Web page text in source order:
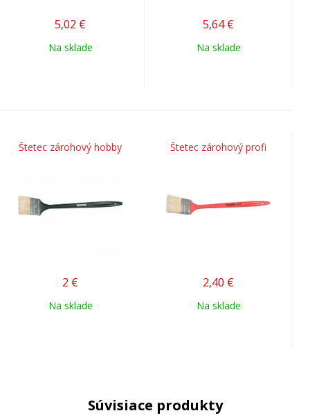
5,02 €
Na sklade
5,64 €
Na sklade
Štetec zárohový hobby
2 €
Na sklade
Štetec zárohový profi
2,40 €
Na sklade
Súvisiace produkty